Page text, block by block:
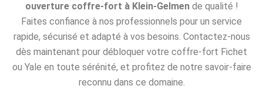
ouverture coffre-fort à Klein-Gelmende qualité !
Faites confiance à nos professionnels pour un service
rapide, sécurisé et adapté à vos besoins. Contactez-nous
dès maintenant pour débloquer votre coffre-fort Fichet
ou Yale en toute sérénité, et profitez de notre savoir-faire
reconnu dans ce domaine.